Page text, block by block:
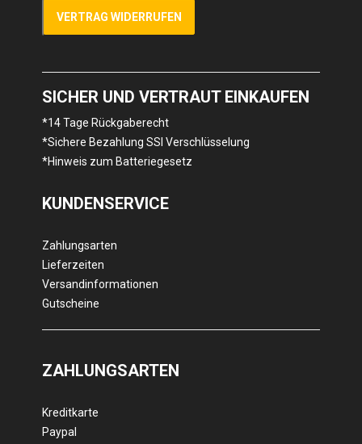
VERTRAG WIDERRUFEN
SICHER UND VERTRAUT EINKAUFEN
*14 Tage Rückgaberecht
*Sichere Bezahlung SSl Verschlüsselung
*Hinweis zum Batteriegesetz
KUNDENSERVICE
Zahlungsarten
Lieferzeiten
Versandinformationen
Gutscheine
ZAHLUNGSARTEN
Kreditkarte
Paypal